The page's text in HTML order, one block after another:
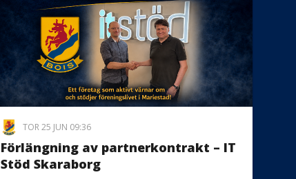
TOR 25 JUN 09:36
Förlängning av partnerkontrakt – IT
Stöd Skaraborg